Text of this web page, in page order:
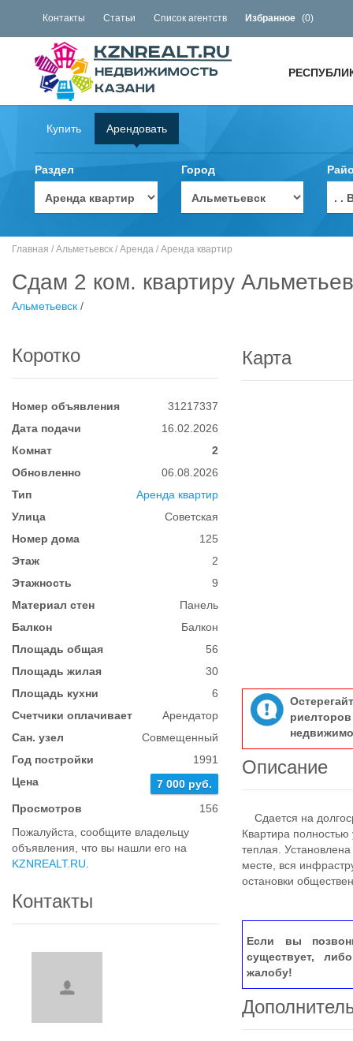
Контакты Статьи Список агентств Избранное (0)
Купить Арендовать
Раздел Город
. .
Главная / Альметьевск / Аренда / Аренда квартир
Сдам 2 ком. квартиру
Альметьевск /
Коротко
Номер объявления
31217337
Дата подачи
16.02.2026
Комнат
2
Обновленно
06.08.2026
Тип
Аренда квартир
Улица
Советская
Номер дома
125
Этаж
2
Этажность
9
Материал стен
Панель
Балкон
Балкон
Площадь общая
56
Площадь жилая
30
Площадь кухни
6
Счетчики оплачивает
Арендатор
Сан. узел
Совмещенный
Год постройки
1991
Цена
7 000 руб.
Просмотров
156
Пожалуйста, сообщите владельцу
объявления, что вы нашли его на
KZNREALT.RU
Контакты
Карта
Описание
Сдается на
Квартира
теплая.
месте, вся
остановки
Если вы
существует,
жалобу!